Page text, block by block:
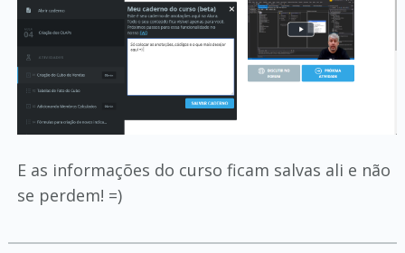
E as informações do curso ficam salvas ali e não
se perdem! =)